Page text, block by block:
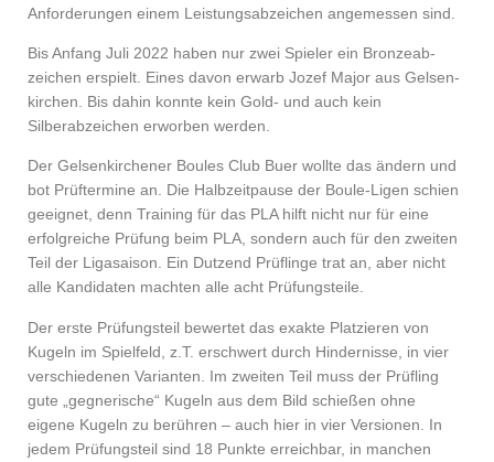
Anforderungen einem Leistungsabzeichen angemessen sind.
Bis Anfang Juli 2022 haben nur zwei Spieler ein Bronze­ab­
zeichen erspielt. Eines davon erwarb Jozef Major aus Gelsen­
kirchen. Bis dahin konnte kein Gold- und auch kein
Silberabzeichen erworben werden.
Der Gelsenkirchener Boules Club Buer wollte das ändern und
bot Prüftermine an. Die Halbzeitpause der Boule-Ligen schien
geeignet, denn Training für das PLA hilft nicht nur für eine
erfolgreiche Prüfung beim PLA, sondern auch für den zweiten
Teil der Ligasaison. Ein Dutzend Prüflinge trat an, aber nicht
alle Kandidaten machten alle acht Prüfungsteile.
Der erste Prüfungsteil bewertet das exakte Platzieren von
Kugeln im Spielfeld, z.T. erschwert durch Hindernisse, in vier
verschiedenen Varianten. Im zweiten Teil muss der Prüfling
gute „gegne­rische“ Kugeln aus dem Bild schießen ohne
eigene Kugeln zu berühren – auch hier in vier Versionen. In
jedem Prüfungs­teil sind 18 Punkte erreichbar, in manchen